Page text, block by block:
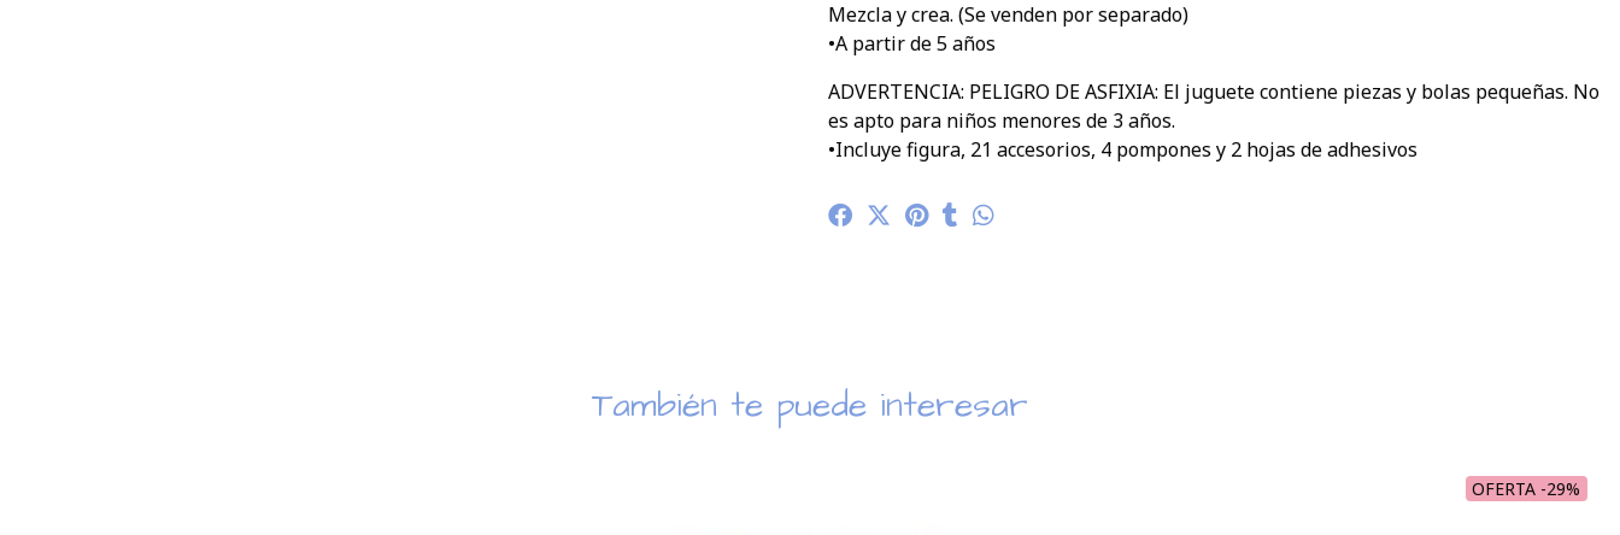
Mezcla y crea. (Se venden por separado)
•A partir de 5 años
ADVERTENCIA: PELIGRO DE ASFIXIA: El juguete contiene piezas y bolas pequeñas. No
es apto para niños menores de 3 años.
•Incluye figura, 21 accesorios, 4 pompones y 2 hojas de adhesivos
También te puede interesar
OFERTA -29%